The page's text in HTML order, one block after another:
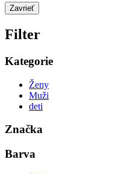
Zavrieť
Filter
Kategorie
Ženy
Muži
deti
Značka
Barva